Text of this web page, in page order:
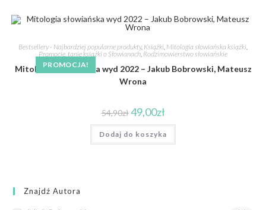
PROMOCJA!
Bestsellery - Najbardziej popularne produkty, Książki Mitologia słowiańska książki
Promocje, tanie książki o Słowianach Rodzimowierstwo słowiańskie
Mitologia słowiańska wyd 2022 – Jakub Bobrowski, Mateusz
Wrona
54,90zł 49,00zł
Dodaj do koszyka
Znajdź Autora